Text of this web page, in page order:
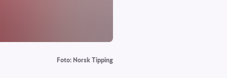
Foto: Norsk Tipping